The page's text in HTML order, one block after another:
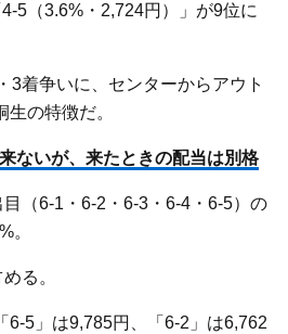
5（3.6%・2,724円）」が9位に
3着争いに、センターからアウト
の特徴だ。
ないが、来たときの配当は別格
（6-1・6-2・6-3・6-4・6-5）の
。
る。
6-5」は9,785円、「6-2」は6,762